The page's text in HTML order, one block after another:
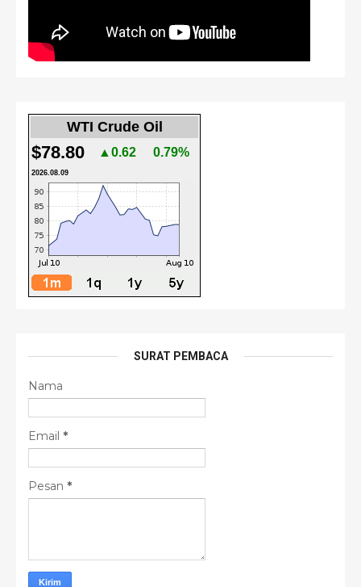
WTI Crude Oil
$78.80 ▲0.62 0.79%
2026.08.09
SURAT PEMBACA
Nama
Email *
Pesan *